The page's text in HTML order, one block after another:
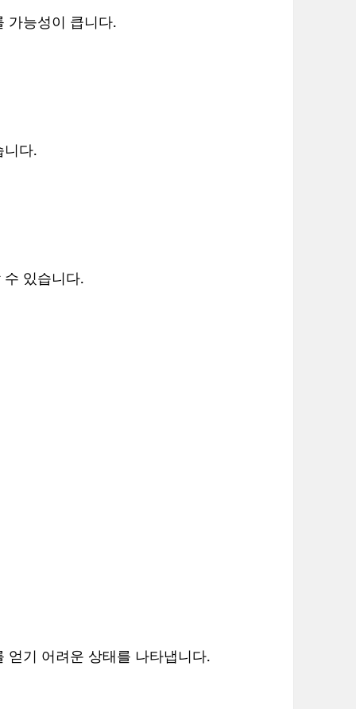
가능성이 큽니다.
니다.
있습니다.
얻기 어려운 상태를 나타냅니다.